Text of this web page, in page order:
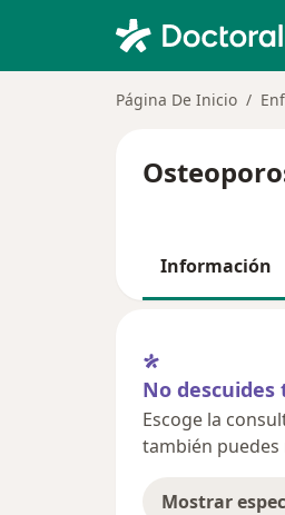
Página De Inicio
Información
No descuides
Escoge la
también puedes
Mostrar